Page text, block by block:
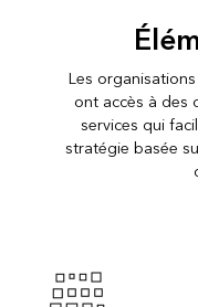
Les
ont accès à des
services qui
stratégie basée